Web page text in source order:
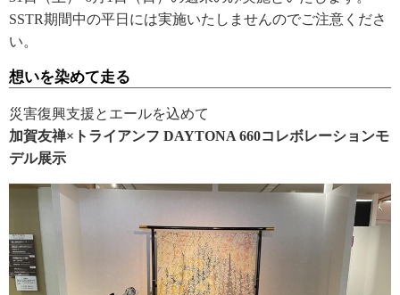
SSTR期間中の平日には実施いたしませんのでご注意くださ
い。
想いを染めて走る
災害復興支援とエールを込めて
加賀友禅×トライアンフ DAYTONA 660コレボレーションモ
デル展示